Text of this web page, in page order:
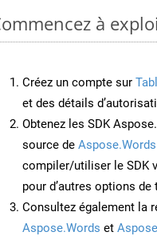
à
Créez un compte sur
et des détails
Obtenez les SDK
source de
compiler/utiliser le SDK
pour d’autres options
Consultez également la
Aspose.Words et